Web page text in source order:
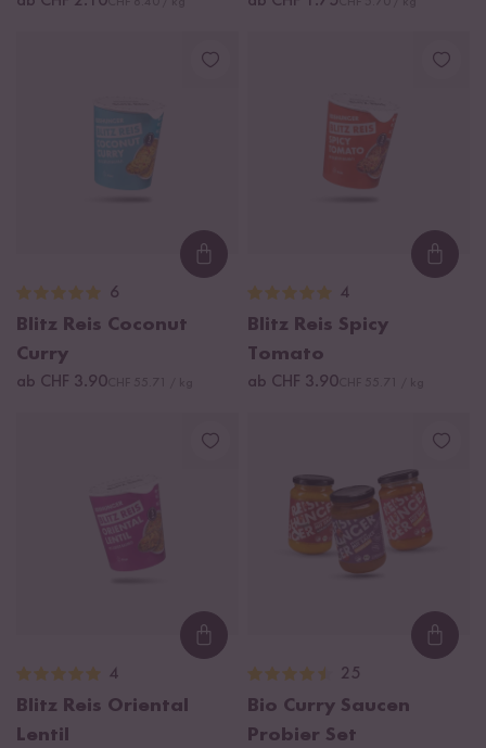
Loading...
6
Blitz Reis Coconut
Curry
ab CHF 3.90
4
Blitz Reis Spicy
Tomato
ab CHF 3.90
Loading...
4
Blitz Reis Oriental
Lentil
25
Bio Curry Saucen
Probier Set